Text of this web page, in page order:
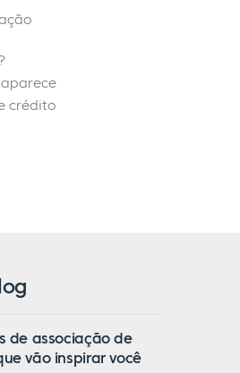
crédito
de associação de
vão inspirar você